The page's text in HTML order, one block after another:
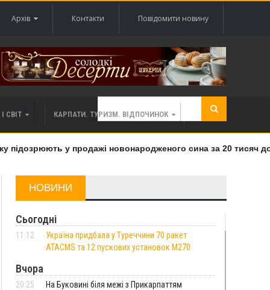
Архів Контакти Повідомити новину
СВІТ КАРПАТИ. ТУРИЗМ. ВІДПОЧИНОК
у продажі новонародженого сина за 20 тисяч
НОВИНИ
Сьогодні
11:12
Україна придбала у Туреччини 70 ракет
ATACMS та 12 пускових установок M270
Вчора
20:25
На Буковині біля межі з Прикарпаттям